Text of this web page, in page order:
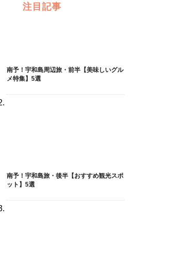
注目記事
南予！宇和島周辺旅・前半【美味しいグル
メ特集】5選
南予！宇和島旅・後半【おすすめ観光スポ
ット】5選